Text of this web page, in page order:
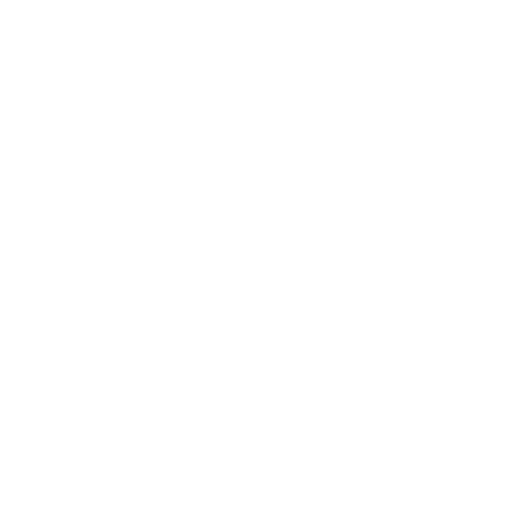
& Beauty Boutique